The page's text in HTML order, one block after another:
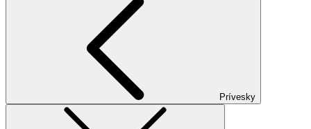
Prívesky